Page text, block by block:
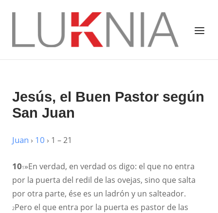
Menú
Jesús, el Buen Pastor según
San Juan
Juan › 10 › 1 – 21
101 »En verdad, en verdad os digo: el que no entra
por la puerta del redil de las ovejas, sino que salta
por otra parte, ése es un ladrón y un salteador.
2Pero el que entra por la puerta es pastor de las